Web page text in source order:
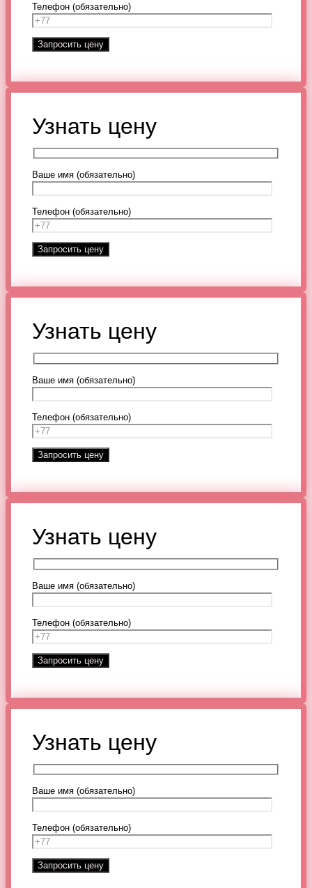
Телефон (обязательно)
Узнать цену
Ваше имя (обязательно)
Телефон (обязательно)
Узнать цену
Ваше имя (обязательно)
Телефон (обязательно)
Узнать цену
Ваше имя (обязательно)
Телефон (обязательно)
Узнать цену
Ваше имя (обязательно)
Телефон (обязательно)